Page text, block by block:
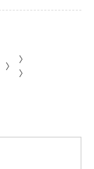
〉
〉
〉